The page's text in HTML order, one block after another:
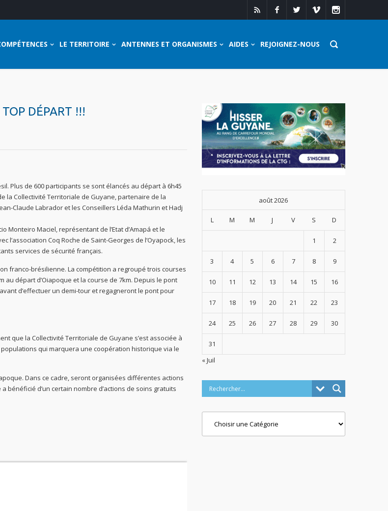
LE TERRITOIRE ANTENNES ET ORGANISMES AIDES REJOIGNEZ-NOUS
DÉPART !!!
Plus de 600 participants se sont élancés au départ à 6h45
la Collectivité Territoriale de Guyane, partenaire de la
Claude Labrador et les Conseillers Léda Mathurin et Hadj
Maciel, représentant de l’Etat d’Amapá et le
l’association Coq Roche de Saint-Georges de l’Oyapock, les
services de sécurité français.
franco-brésilienne. La compétition a regroupé trois courses
départ d’Oiapoque et la course de 7km. Depuis le pont
d’effectuer un demi-tour et regagneront le pont pour
que la Collectivité Territoriale de Guyane s’est associée à
qui marquera une coopération historique via le
Dans ce cadre, seront organisées différentes actions
bénéficié d’un certain nombre d’actions de soins gratuits
août 2026
L M M J V S D
1 2
3 4 5 6 7 8 9
10 11 12 13 14 15 16
17 18 19 20 21 22 23
24 25 26 27 28 29 30
31
« Juil